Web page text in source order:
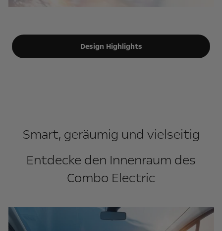
Design Highlights
Smart, geräumig und vielseitig
Entdecke den Innenraum des
Combo Electric